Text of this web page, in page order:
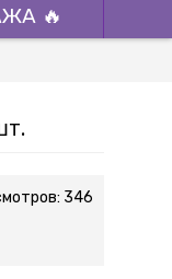
🔥
346